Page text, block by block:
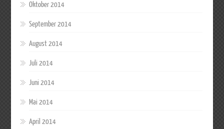
Oktober 2014
September 2014
August 2014
Juli 2014
Juni 2014
Mai 2014
April 2014